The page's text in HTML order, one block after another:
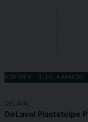
KÖP MER - BETALA MINDRE
DELAVAL